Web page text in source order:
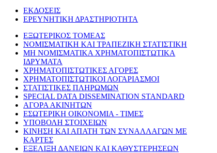
ΕΚΔΟΣΕΙΣ
ΕΡΕΥΝΗΤΙΚΗ ΔΡΑΣΤΗΡΙΟΤΗΤΑ
ΕΞΩΤΕΡΙΚΟΣ ΤΟΜΕΑΣ
ΝΟΜΙΣΜΑΤΙΚΗ ΚΑΙ ΤΡΑΠΕΖΙΚΗ ΣΤΑΤΙΣΤΙΚΗ
ΜΗ ΝΟΜΙΣΜΑΤΙΚΑ ΧΡΗΜΑΤΟΠΙΣΤΩΤΙΚΑ
ΙΔΡΥΜΑΤΑ
ΧΡΗΜΑΤΟΠΙΣΤΩΤΙΚΕΣ ΑΓΟΡΕΣ
ΧΡΗΜΑΤΟΠΙΣΤΩΤΙΚΟΙ ΛΟΓΑΡΙΑΣΜΟΙ
ΣΤΑΤΙΣΤΙΚΕΣ ΠΛΗΡΩΜΩΝ
SPECIAL DATA DISSEMINATION STANDARD
ΑΓΟΡΑ ΑΚΙΝΗΤΩΝ
ΕΣΩΤΕΡΙΚΗ ΟΙΚΟΝΟΜΙΑ - ΤΙΜΕΣ
ΥΠΟΒΟΛΗ ΣΤΟΙΧΕΙΩΝ
ΚΙΝΗΣΗ ΚΑΙ ΑΠΑΤΗ ΤΩΝ ΣΥΝΑΛΛΑΓΩΝ ΜΕ
ΚΑΡΤΕΣ
ΕΞΕΛΙΞΗ ΔΑΝΕΙΩΝ ΚΑΙ ΚΑΘΥΣΤΕΡΗΣΕΩΝ